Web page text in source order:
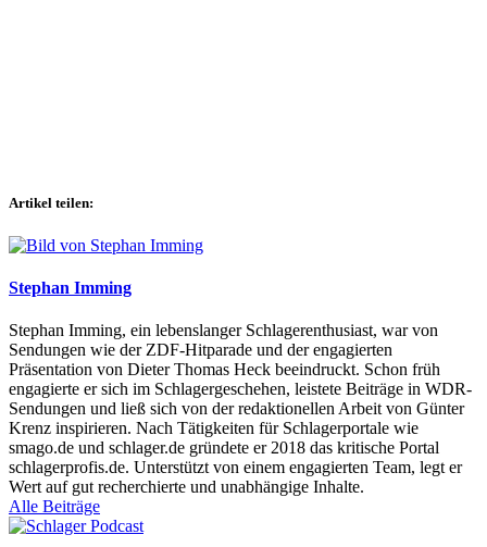
Artikel teilen:
Stephan Imming
Stephan Imming, ein lebenslanger Schlagerenthusiast, war von
Sendungen wie der ZDF-Hitparade und der engagierten
Präsentation von Dieter Thomas Heck beeindruckt. Schon früh
engagierte er sich im Schlagergeschehen, leistete Beiträge in WDR-
Sendungen und ließ sich von der redaktionellen Arbeit von Günter
Krenz inspirieren. Nach Tätigkeiten für Schlagerportale wie
smago.de und schlager.de gründete er 2018 das kritische Portal
schlagerprofis.de. Unterstützt von einem engagierten Team, legt er
Wert auf gut recherchierte und unabhängige Inhalte.
Alle Beiträge